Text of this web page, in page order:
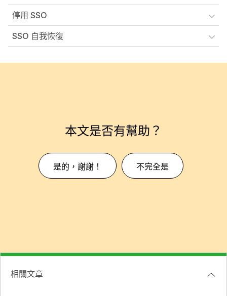
停用 SSO
SSO 自我恢復
本文是否有幫助？
是的，謝謝！ 不完全是
相關文章